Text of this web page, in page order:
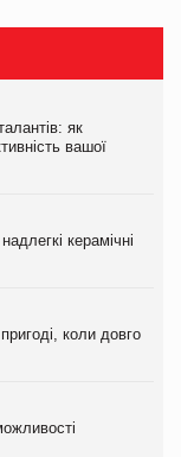
як
вашої
керамічні
коли довго